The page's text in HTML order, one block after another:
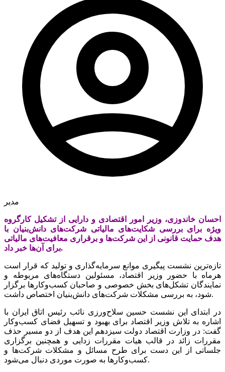
مدیر
احسان خاندوزی، وزیر امور اقتصادی و دارایی از تشکیل کارگروه
ویژه برای بررسی شکایت‌های مالیاتی شرکت‌های دانش‌بنیان با
هدف حمایت قانونی از این شرکت‌ها و برقراری معافیت‌های مالیاتی
برای آن‌ها خبر داد.
تازه‌ترین نشست پیگیری موانع سرمایه‌گذاری و تولید که قرار است
هرماه با حضور وزیر اقتصاد، مسئولین دستگاه‌های مربوطه و
نمایندگان تشکل‌های بخش خصوصی و صاحبان کسب‌وکارها برگزار
شود، به بررسی مشکلات شرکت‌های دانش‌بنیان اختصاص داشت.
در ابتدای این نشست حسین سلاح‌ورزی نائب رئیس اتاق ایران با
اشاره به تلاش وزیر اقتصاد برای بهبود و تسهیل فضای کسب‌وکار
گفت: در وزارت اقتصاد دولت سیزدهم این هدف از دو مسیر حذف
مقررات زائد در قالب هیات مقررات زدایی و همچنین برگزاری
جلساتی از این دست برای طرح مسائل و مشکلات شرکت‌ها و
کسب‌وکارها به صورت موردی دنبال می‌شود.